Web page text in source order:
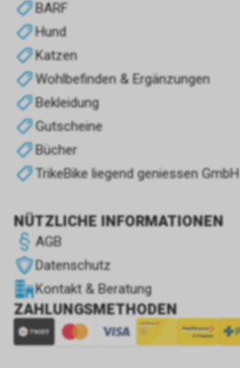
BARF
Hund
Katzen
Wohlbefinden & Ergänzungen
Bekleidung
Gutscheine
Bücher
TrikeBike liegend geniessen GmbH
NÜTZLICHE INFORMATIONEN
AGB
Datenschutz
Kontakt & Beratung
ZAHLUNGSMETHODEN